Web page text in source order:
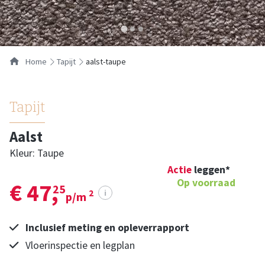
Home
tapijt aalst-taupe
Tapijt
Aalst
Kleur: Taupe
€ 47,
25
p/m 2 i
Actie leggen*
Op voorraad
Inclusief meting en opleverrapport
Vloerinspectie en legplan